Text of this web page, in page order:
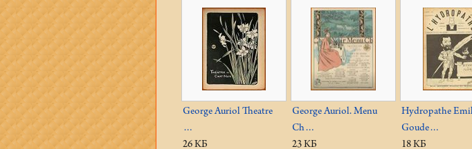
George Auriol Theatre
…
26 КБ
George Auriol. Menu
Ch…
23 КБ
Hydropathe
Goude…
18 КБ